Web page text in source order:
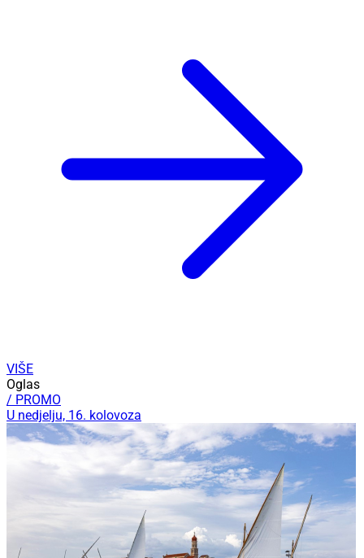
VIŠE
Oglas
/ PROMO
U nedjelju, 16. kolovoza